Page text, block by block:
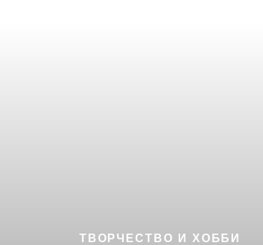
ТВОРЧЕСТВО И ХОББИ